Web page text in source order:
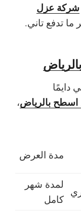
شركة عزل
ما تدفع تاني.
دايمًا
بالرياض،
مدة العرض
لمدة شهر
كامل